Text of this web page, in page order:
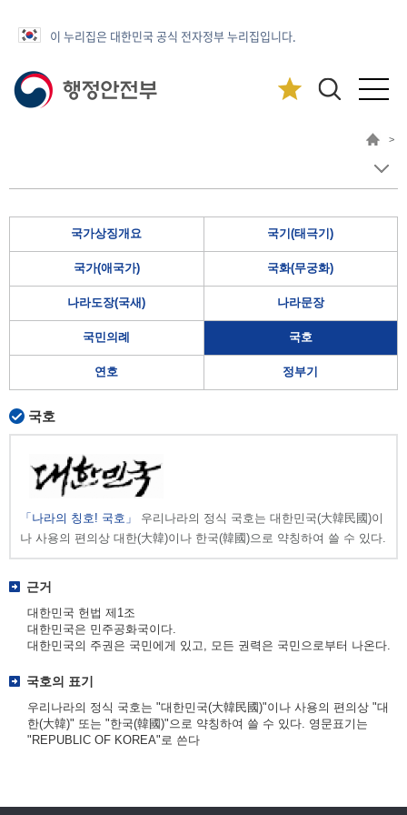
이 누리집은 대한민국 공식 전자정부 누리집입니다.
>
국가상징개요 국기(태극기)
국가(애국가) 국화(무궁화)
나라도장(국새) 나라문장
국민의례 국호
연호 정부기
국호
「나라의 칭호! 국호」
우리나라의 정식 국호는 대한민국(大韓民國)이
나 사용의 편의상 대한(大韓)이나 한국(韓國)으로 약칭하여 쓸 수 있다.
근거
대한민국 헌법 제1조
대한민국은 민주공화국이다.
대한민국의 주권은 국민에게 있고, 모든 권력은 국민으로부터 나온다.
국호의 표기
우리나라의 정식 국호는 "대한민국(大韓民國)"이나 사용의 편의상 "대
한(大韓)" 또는 "한국(韓國)"으로 약칭하여 쓸 수 있다. 영문표기는
"REPUBLIC OF KOREA"로 쓴다